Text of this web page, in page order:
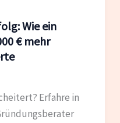
Wie ein
€ mehr
Erfahre in